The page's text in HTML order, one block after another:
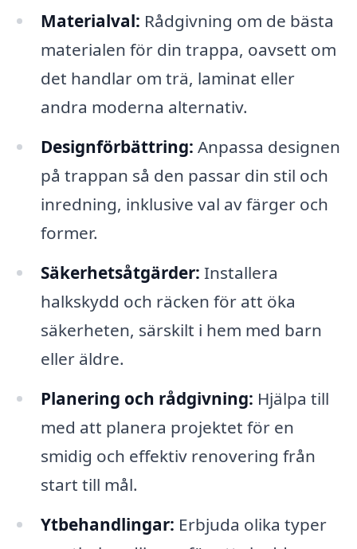
Materialval: Rådgivning om de bästa
materialen för din trappa, oavsett om
det handlar om trä, laminat eller
andra moderna alternativ.
Designförbättring: Anpassa designen
på trappan så den passar din stil och
inredning, inklusive val av färger och
former.
Säkerhetsåtgärder: Installera
halkskydd och räcken för att öka
säkerheten, särskilt i hem med barn
eller äldre.
Planering och rådgivning: Hjälpa till
med att planera projektet för en
smidig och effektiv renovering från
start till mål.
Ytbehandlingar: Erbjuda olika typer